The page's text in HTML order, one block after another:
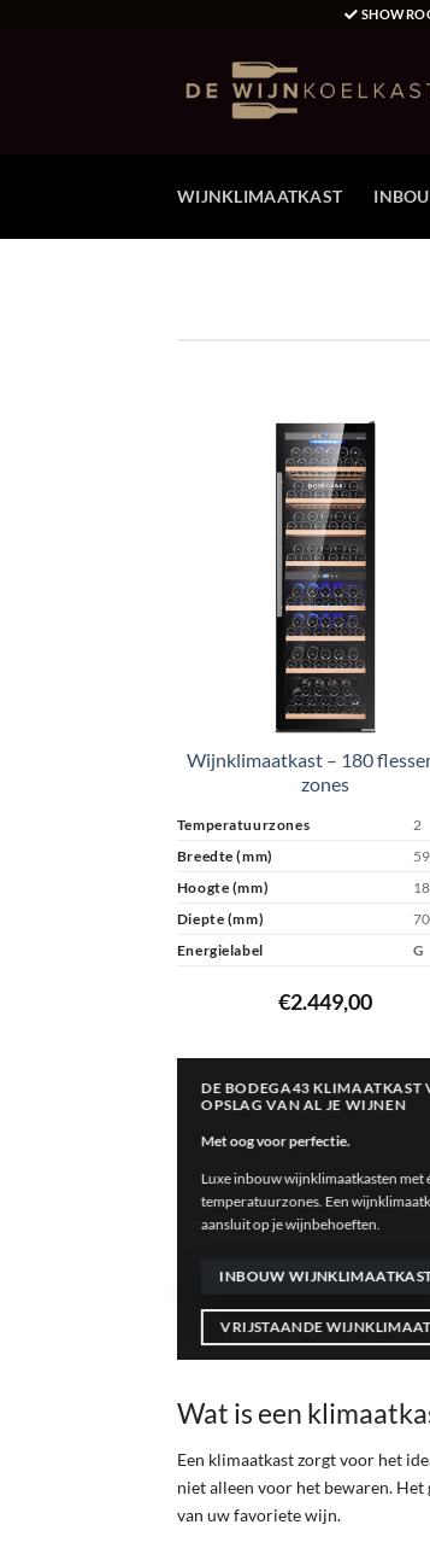
WIJNKLIMAATKAST
Wijnklimaatkast – 180
zones
Temperatuurzones
2
Breedte (mm)
Hoogte (mm)
Diepte (mm)
Energielabel
G
€2.449,00
DE BODEGA43 KLIMAATKAST
OPSLAG VAN AL JE WIJNEN
Met oog voor perfectie.
Luxe inbouw wijnklimaatkasten met
temperatuurzones. Een
aansluit op je wijnbehoeften.
INBOUW
VRIJSTAANDE
Wat is een
Een klimaatkast zorgt voor het
niet alleen voor het bewaren.
van uw favoriete wijn.